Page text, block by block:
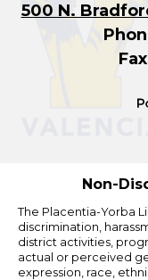
500 N.
Non-
The Placentia-Yorba
discrimination,
district activities,
actual or perceived
expression, race,